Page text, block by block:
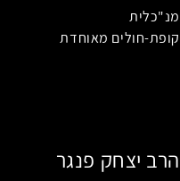
מנ"כלית
קופת-חולים מאוחדת
הרב יצחק פנגר